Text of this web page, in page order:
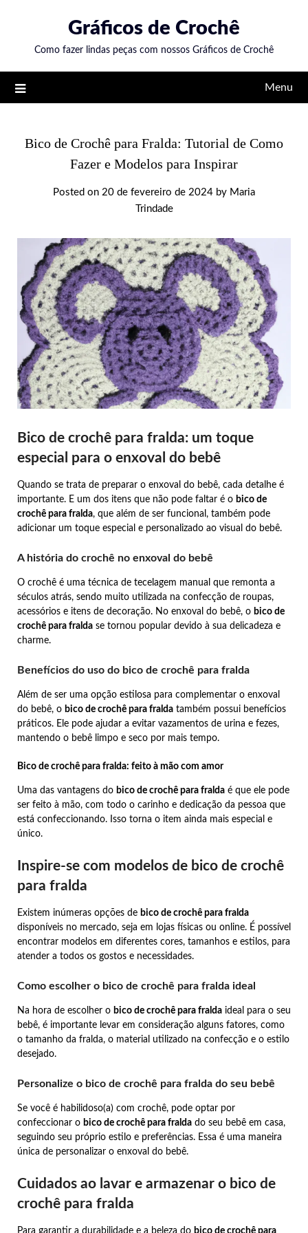
content
Gráficos de Crochê
Como fazer lindas peças com nossos Gráficos de Crochê
Menu
Bico de Crochê para Fralda: Tutorial de Como
Fazer e Modelos para Inspirar
Posted on 20 de fevereiro de 2024 by Maria
Trindade
Bico de crochê para fralda: um toque
especial para o enxoval do bebê
Quando se trata de preparar o enxoval do bebê, cada detalhe é
importante. E um dos itens que não pode faltar é o bico de
crochê para fralda, que além de ser funcional, também pode
adicionar um toque especial e personalizado ao visual do bebê.
A história do crochê no enxoval do bebê
O crochê é uma técnica de tecelagem manual que remonta a
séculos atrás, sendo muito utilizada na confecção de roupas,
acessórios e itens de decoração. No enxoval do bebê, o bico de
crochê para fralda se tornou popular devido à sua delicadeza e
charme.
Benefícios do uso do bico de crochê para fralda
Além de ser uma opção estilosa para complementar o enxoval
do bebê, o bico de crochê para fralda também possui benefícios
práticos. Ele pode ajudar a evitar vazamentos de urina e fezes,
mantendo o bebê limpo e seco por mais tempo.
Bico de crochê para fralda: feito à mão com amor
Uma das vantagens do bico de crochê para fralda é que ele pode
ser feito à mão, com todo o carinho e dedicação da pessoa que
está confeccionando. Isso torna o item ainda mais especial e
único.
Inspire-se com modelos de bico de crochê
para fralda
Existem inúmeras opções de bico de crochê para fralda
disponíveis no mercado, seja em lojas físicas ou online. É possível
encontrar modelos em diferentes cores, tamanhos e estilos, para
atender a todos os gostos e necessidades.
Como escolher o bico de crochê para fralda ideal
Na hora de escolher o bico de crochê para fralda ideal para o seu
bebê, é importante levar em consideração alguns fatores, como
o tamanho da fralda, o material utilizado na confecção e o estilo
desejado.
Personalize o bico de crochê para fralda do seu bebê
Se você é habilidoso(a) com crochê, pode optar por
confeccionar o bico de crochê para fralda do seu bebê em casa,
seguindo seu próprio estilo e preferências. Essa é uma maneira
única de personalizar o enxoval do bebê.
Cuidados ao lavar e armazenar o bico de
crochê para fralda
Para garantir a durabilidade e a beleza do bico de crochê para